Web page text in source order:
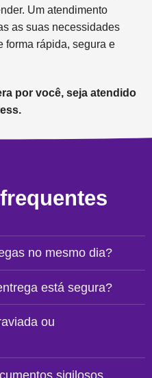
Um atendimento
as suas necessidades
forma rápida, segura e
por você, seja atendido
no mesmo dia?
está segura?
ou
sigilosos